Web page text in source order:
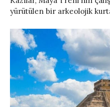
yürütülen bir arkeolojik